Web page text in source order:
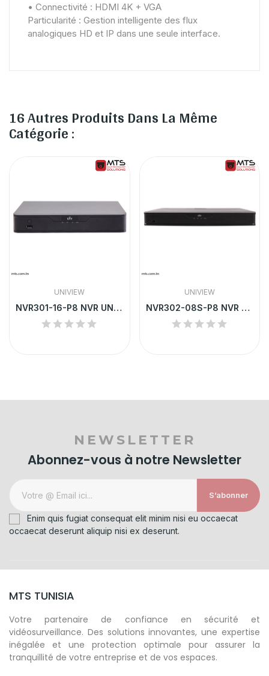
• Connectivité : HDMI 4K + VGA
Particularité : Gestion intelligente des flux
analogiques HD et IP dans une seule interface.
16 Autres Produits Dans La Même
Catégorie :
UNIVIEW
NVR301-16-P8 NVR UNV 16-CH 1 SATA INTERFACE 8...
UNIVIEW
NVR302-08S-P8 NVR UNV 8-CH 2 SATA INTERFACE 1U...
NEWSLETTER
Abonnez-vous à notre Newsletter
S’abonner
Enim quis fugiat consequat elit minim nisi eu occaecat
occaecat deserunt aliquip nisi ex deserunt.
MTS TUNISIA
Votre partenaire de confiance en sécurité et
vidéosurveillance. Des solutions innovantes, une expertise
inégalée et une protection optimale pour assurer la
tranquillité de votre entreprise et de vos espaces.